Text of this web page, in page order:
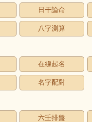
日干論命
八字測算
在線起名
名字配對
六壬排盤